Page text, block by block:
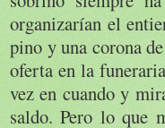
organizarían el
pino y una corona
oferta en la
vez en cuando y
saldo. Pero lo que